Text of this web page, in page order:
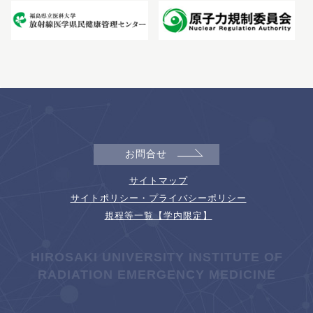
お問合せ
サイトマップ
サイトポリシー・プライバシーポリシー
規程等一覧【学内限定】
HIROSAKI UNIVERSITY INSTITUTE OF
RADIATION EMERGENCY MEDICINE